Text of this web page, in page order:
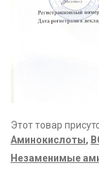
Этот товар
Аминокислоты,
Незаменимые